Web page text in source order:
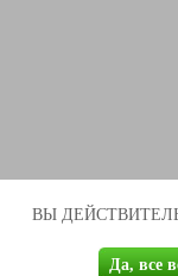
ВЫ
Да, все